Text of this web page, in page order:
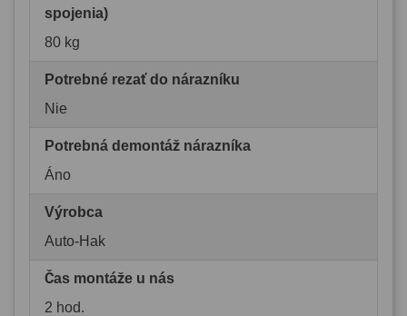
spojenia)
80 kg
Potrebné rezať do nárazníku
Nie
Potrebná demontáž nárazníka
Áno
Výrobca
Auto-Hak
Čas montáže u nás
2 hod.